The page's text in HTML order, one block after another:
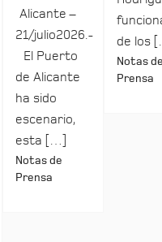
Alicante –
21/julio2026.-
El Puerto
de Alicante
ha sido
escenario,
esta […]
Notas de
Prensa
de los
Notas
Prensa